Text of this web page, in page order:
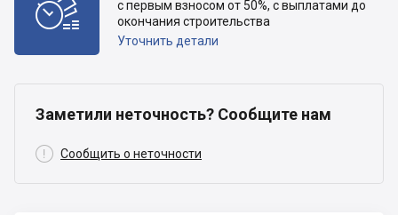

с первым взносом от 50%, с выплатами до
окончания строительства
Уточнить детали
Заметили неточность? Сообщите нам
 Сообщить о неточности